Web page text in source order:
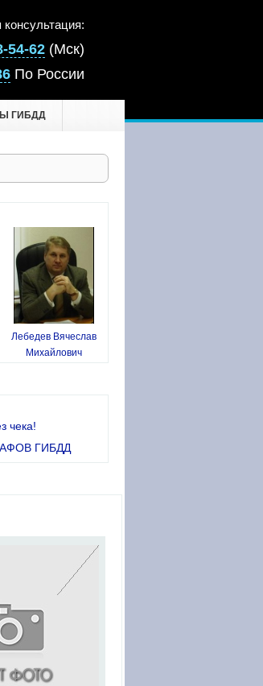
54-62 (Мск)
По России
ГИБДД
Лебедев Вячеслав
Михайлович
чека!
ГИБДД